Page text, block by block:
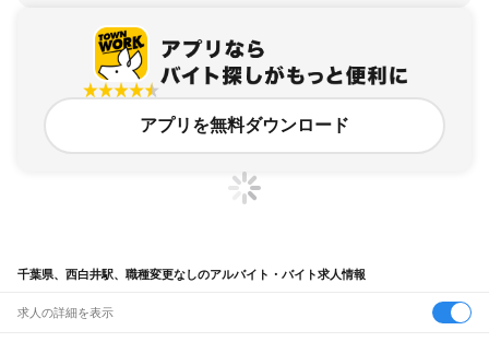
アプリを無料ダウンロード
千葉県、西白井駅、職種変更なしのアルバイト・バイト求人情報
求人の詳細を表示